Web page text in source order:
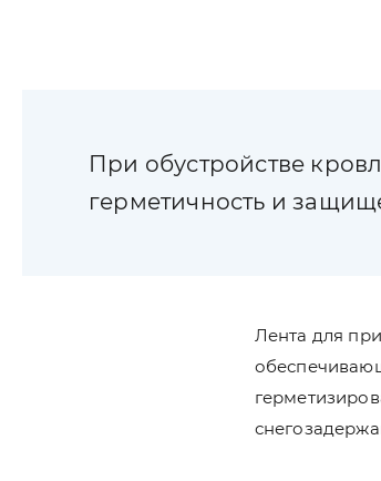
При обустройстве
герметичность и
Лента для